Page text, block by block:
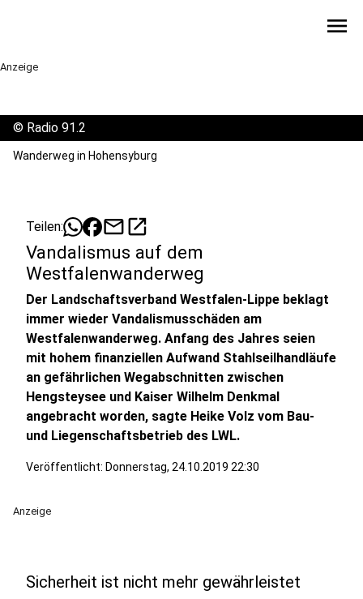
menu
Anzeige
© Radio 91.2
Wanderweg in Hohensyburg
Teilen: mailopen_in_new
Vandalismus auf dem
Westfalenwanderweg
Der Landschaftsverband Westfalen-Lippe beklagt
immer wieder Vandalismusschäden am
Westfalenwanderweg. Anfang des Jahres seien
mit hohem finanziellen Aufwand Stahlseilhandläufe
an gefährlichen Wegabschnitten zwischen
Hengsteysee und Kaiser Wilhelm Denkmal
angebracht worden, sagte Heike Volz vom Bau-
und Liegenschaftsbetrieb des LWL.
Veröffentlicht: Donnerstag, 24.10.2019 22:30
Anzeige
Sicherheit ist nicht mehr gewährleistet